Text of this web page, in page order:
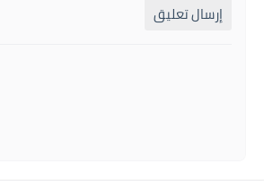
إرسال تعليق